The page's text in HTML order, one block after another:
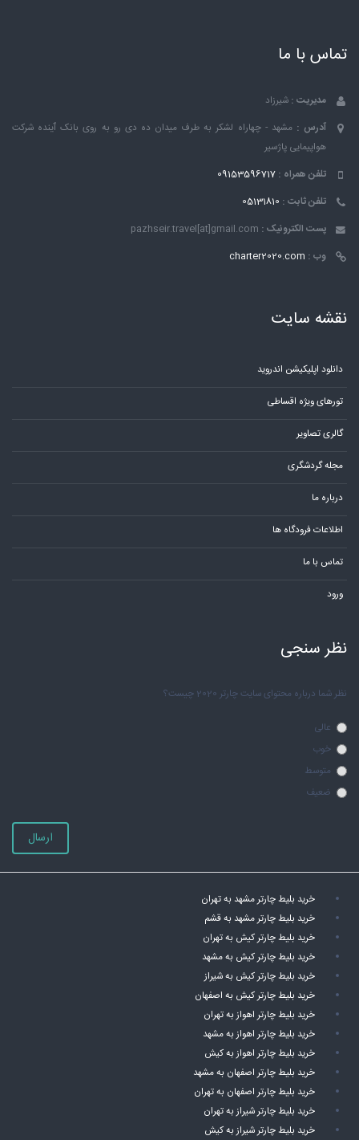
تماس با ما
مدیریت : شیرزاد
آدرس : مشهد - چهاراه لشکر به طرف میدان ده دی رو به روی بانک ٱینده شرکت
هواپیمایی پاژسیر
تلفن همراه : 09153596717
تلفن ثابت : 05131810
پست الکترونیک : pazhseir.travel[at]gmail.com
وب : charter2020.com
نقشه سایت
دانلود اپلیکیشن اندروید
تورهای ویژه اقساطی
گالری تصاویر
مجله گردشگری
درباره ما
اطلاعات فرودگاه ها
تماس با ما
ورود
نظر سنجی
نظر شما درباره محتوای سایت چارتر 2020 چیست؟
عالی
خوب
متوسط
ضعیف
ارسال
خرید بلیط چارتر مشهد به تهران
خرید بلیط چارتر مشهد به قشم
خرید بلیط چارتر کیش به تهران
خرید بلیط چارتر کیش به مشهد
خرید بلیط چارتر کیش به شیراز
خرید بلیط چارتر کیش به اصفهان
خرید بلیط چارتر اهواز به تهران
خرید بلیط چارتر اهواز به مشهد
خرید بلیط چارتر اهواز به کیش
خرید بلیط چارتر اصفهان به مشهد
خرید بلیط چارتر اصفهان به تهران
خرید بلیط چارتر شیراز به تهران
خرید بلیط چارتر شیراز به کیش